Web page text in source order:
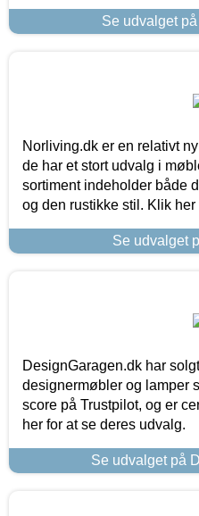
Se udvalget
Norliving.dk er en relativt
de har et stort udvalg i
sortiment indeholder både
og den rustikke stil. Klik
Se udvalget
DesignGaragen.dk har
designermøbler og lamper
score på Trustpilot, og er
her for at se deres udvalg.
Se udvalget på